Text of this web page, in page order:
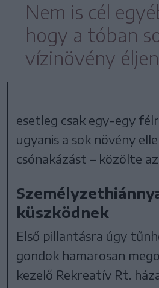
Nem is cél
hogy a tóban
vízinövény
esetleg csak egy-egy
ugyanis a sok növény
csónakázást – közölte
küszködnek
Első pillantásra úgy
gondok hamarosan
kezelő Rekreatív Rt.